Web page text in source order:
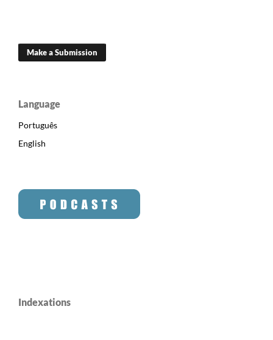
Make a Submission
Language
Português
English
Indexations